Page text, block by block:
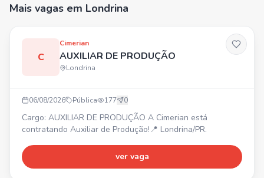
Mais vagas em Londrina
C
Cimerian
AUXILIAR DE PRODUÇÃO
Londrina
06/08/2026 Pública 177 0
Cargo: AUXILIAR DE PRODUÇÃO A Cimerian está
contratando Auxiliar de Produção!📍 Londrina/PR.
ver vaga